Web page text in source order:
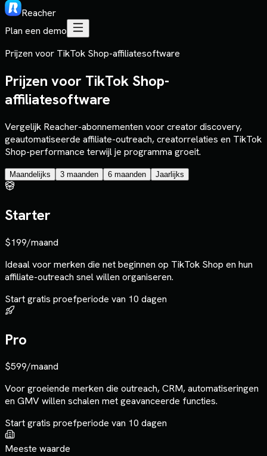
Reacher
Plan een demo
Prijzen voor TikTok Shop-affiliatesoftware
Prijzen voor TikTok Shop-
affiliatesoftware
Vergelijk Reacher-abonnementen voor creator discovery,
geautomatiseerde affiliate-outreach, creatorrelaties en TikTok
Shop-performance terwijl je programma groeit.
Maandelijks 3 maanden 6 maanden Jaarlijks
Starter
$199/maand
Ideaal voor merken die net beginnen op TikTok Shop en hun
affiliate-outreach snel willen organiseren.
Start gratis proefperiode van 10 dagen
Pro
$599/maand
Voor groeiende merken die outreach, CRM, automatiseringen
en GMV willen schalen met geavanceerde functies.
Start gratis proefperiode van 10 dagen
Meeste waarde